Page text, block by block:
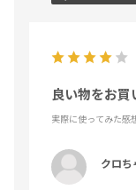
良い物をお買
実際に使ってみた感
クロち